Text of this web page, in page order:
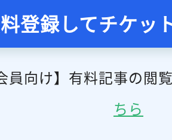
登録してチケッ
員向け】有料記事の閲
ちら